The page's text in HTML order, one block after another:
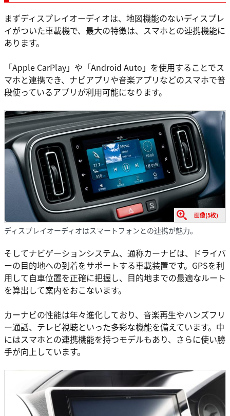
まずディスプレイオーディオは、地図機能のないディスプレ
イがついた車載機で、最大の特徴は、スマホとの連携機能に
あります。
「Apple CarPlay」や「Android Auto」を使用することでス
マホと連携でき、ナビアプリや音楽アプリなどのスマホで普
段使っているアプリが利用可能になります。
画像(5枚)
ディスプレイオーディオはスマートフォンとの連携が魅力。
そしてナビゲーションシステム、通称カーナビは、ドライバ
ーの目的地への到着をサポートする車載装置です。GPSを利
用して自車位置を正確に把握し、目的地までの最適なルート
を算出して案内をおこないます。
カーナビの性能は年々進化しており、音楽再生やハンズフリ
ー通話、テレビ視聴といった多彩な機能を備えています。中
にはスマホとの連携機能を持つモデルもあり、さらに使い勝
手が向上しています。